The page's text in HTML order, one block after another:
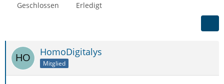
Geschlossen
Erledigt
HomoDigitalys
Mitglied